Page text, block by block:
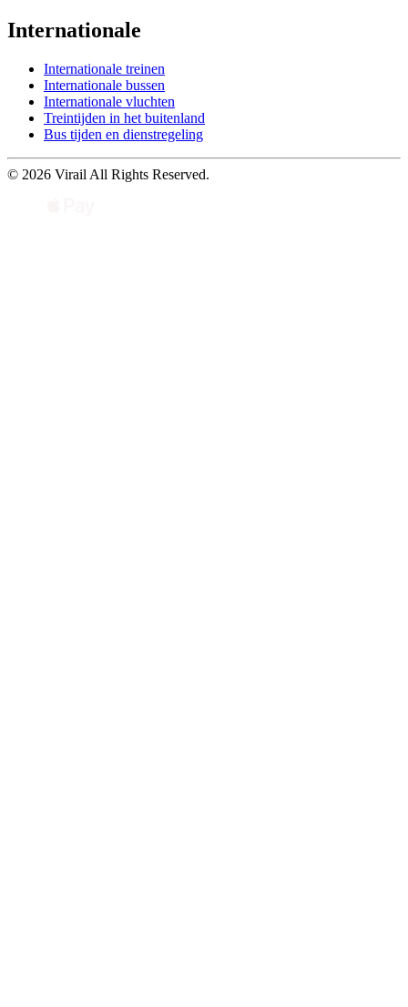
Internationale
Internationale treinen
Internationale bussen
Internationale vluchten
Treintijden in het buitenland
Bus tijden en dienstregeling
© 2026 Virail All Rights Reserved.